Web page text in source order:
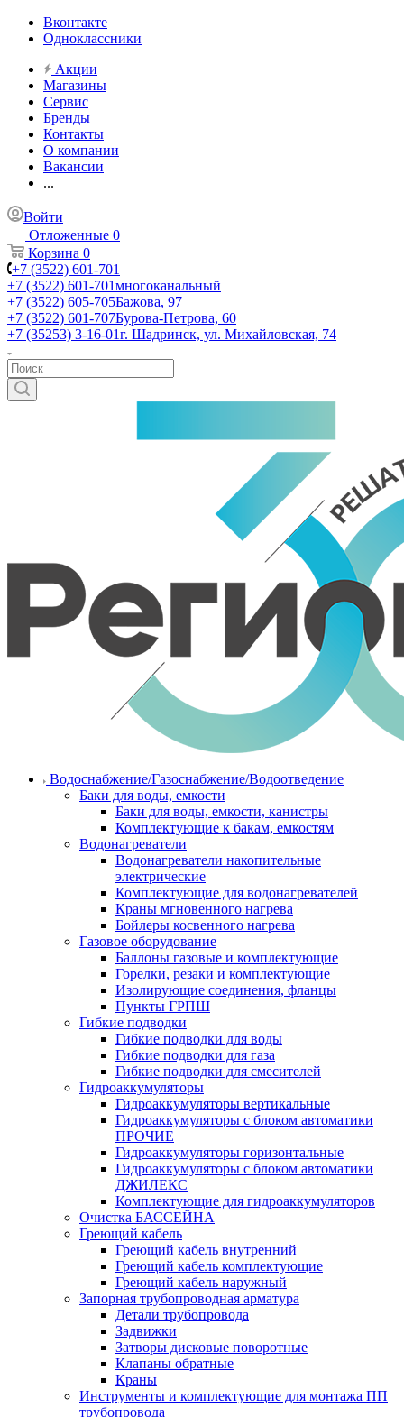
Вконтакте
Одноклассники
Акции
Магазины
Сервис
Бренды
Контакты
О компании
Вакансии
...
Войти
Отложенные 0
Корзина 0
+7 (3522) 601-701
+7 (3522) 601-701многоканальный
+7 (3522) 605-705Бажова, 97
+7 (3522) 601-707Бурова-Петрова, 60
+7 (35253) 3-16-01г. Шадринск, ул. Михайловская, 74
Водоснабжение/Газоснабжение/Водоотведение
Баки для воды, емкости
Баки для воды, емкости, канистры
Комплектующие к бакам, емкостям
Водонагреватели
Водонагреватели накопительные
электрические
Комплектующие для водонагревателей
Краны мгновенного нагрева
Бойлеры косвенного нагрева
Газовое оборудование
Баллоны газовые и комплектующие
Горелки, резаки и комплектующие
Изолирующие соединения, фланцы
Пункты ГРПШ
Гибкие подводки
Гибкие подводки для воды
Гибкие подводки для газа
Гибкие подводки для смесителей
Гидроаккумуляторы
Гидроаккумуляторы вертикальные
Гидроаккумуляторы с блоком автоматики
ПРОЧИЕ
Гидроаккумуляторы горизонтальные
Гидроаккумуляторы с блоком автоматики
ДЖИЛЕКС
Комплектующие для гидроаккумуляторов
Очистка БАССЕЙНА
Греющий кабель
Греющий кабель внутренний
Греющий кабель комплектующие
Греющий кабель наружный
Запорная трубопроводная арматура
Детали трубопровода
Задвижки
Затворы дисковые поворотные
Клапаны обратные
Краны
Инструменты и комплектующие для монтажа ПП
трубопровода